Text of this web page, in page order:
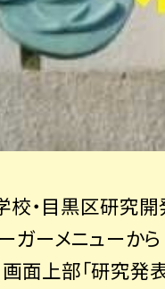
校・目黒区研究
ガーメニューから
面上部「研究発